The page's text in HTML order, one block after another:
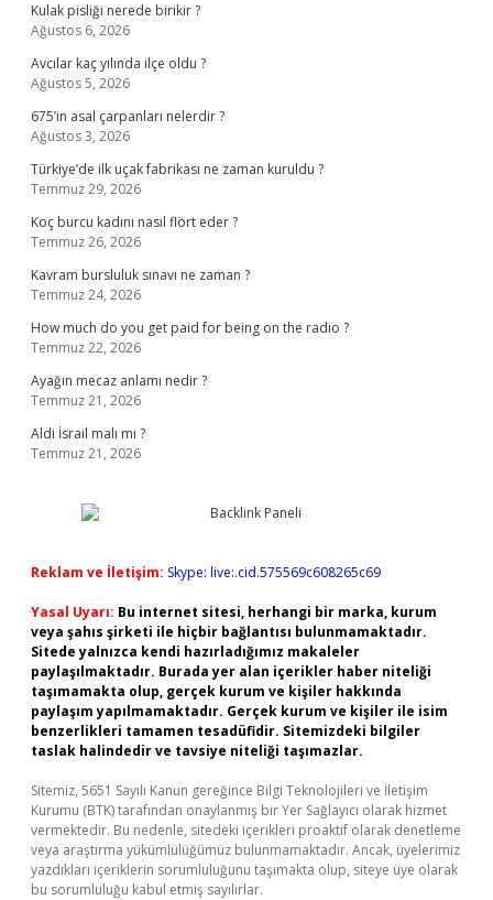
Kulak pisliği nerede birikir ?
Ağustos 6, 2026
Avcılar kaç yılında ilçe oldu ?
Ağustos 5, 2026
675’in asal çarpanları nelerdir ?
Ağustos 3, 2026
Türkiye’de ilk uçak fabrikası ne zaman kuruldu ?
Temmuz 29, 2026
Koç burcu kadını nasıl flört eder ?
Temmuz 26, 2026
Kavram bursluluk sınavı ne zaman ?
Temmuz 24, 2026
How much do you get paid for being on the radio ?
Temmuz 22, 2026
Ayağın mecaz anlamı nedir ?
Temmuz 21, 2026
Aldi İsrail malı mı ?
Temmuz 21, 2026
Reklam ve İletişim: Skype: live:.cid.575569c608265c69
Yasal Uyarı: Bu internet sitesi, herhangi bir marka, kurum
veya şahıs şirketi ile hiçbir bağlantısı bulunmamaktadır.
Sitede yalnızca kendi hazırladığımız makaleler
paylaşılmaktadır. Burada yer alan içerikler haber niteliği
taşımamakta olup, gerçek kurum ve kişiler hakkında
paylaşım yapılmamaktadır. Gerçek kurum ve kişiler ile isim
benzerlikleri tamamen tesadüfidir. Sitemizdeki bilgiler
taslak halindedir ve tavsiye niteliği taşımazlar.
Sitemiz, 5651 Sayılı Kanun gereğince Bilgi Teknolojileri ve İletişim
Kurumu (BTK) tarafından onaylanmış bir Yer Sağlayıcı olarak hizmet
vermektedir. Bu nedenle, sitedeki içerikleri proaktif olarak denetleme
veya araştırma yükümlülüğümüz bulunmamaktadır. Ancak, üyelerimiz
yazdıkları içeriklerin sorumluluğunu taşımakta olup, siteye üye olarak
bu sorumluluğu kabul etmiş sayılırlar.